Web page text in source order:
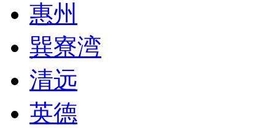
惠州
巽寮湾
清远
英德